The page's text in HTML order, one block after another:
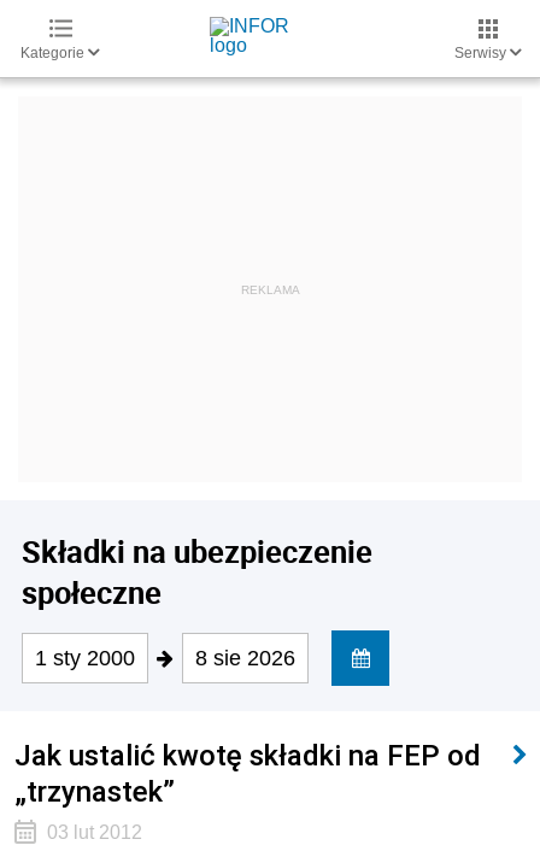
Kategorie Serwisy
Składki na ubezpieczenie
społeczne
1 sty 2000 8 sie 2026
Jak ustalić kwotę składki na FEP od
„trzynastek”
03 lut 2012